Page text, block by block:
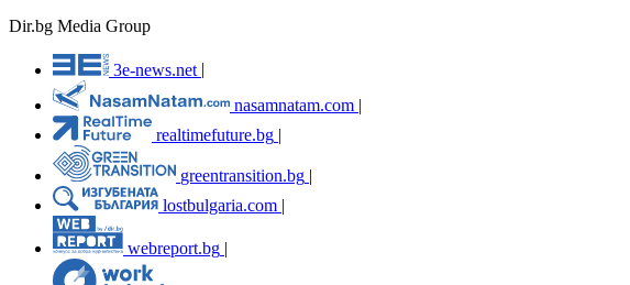
Dir.bg Media Group
3e-news.net
nasamnatam.com |
realtimefuture.bg |
greentransition.bg |
lostbulgaria.com |
webreport.bg